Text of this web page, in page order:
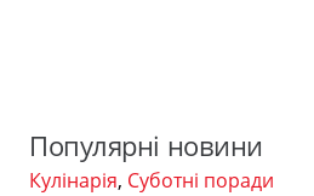
Популярні новини
Кулінарія, Суботні поради